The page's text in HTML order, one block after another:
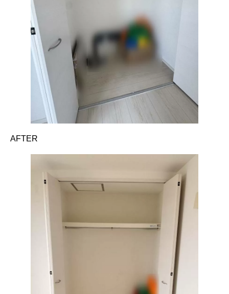
AFTER